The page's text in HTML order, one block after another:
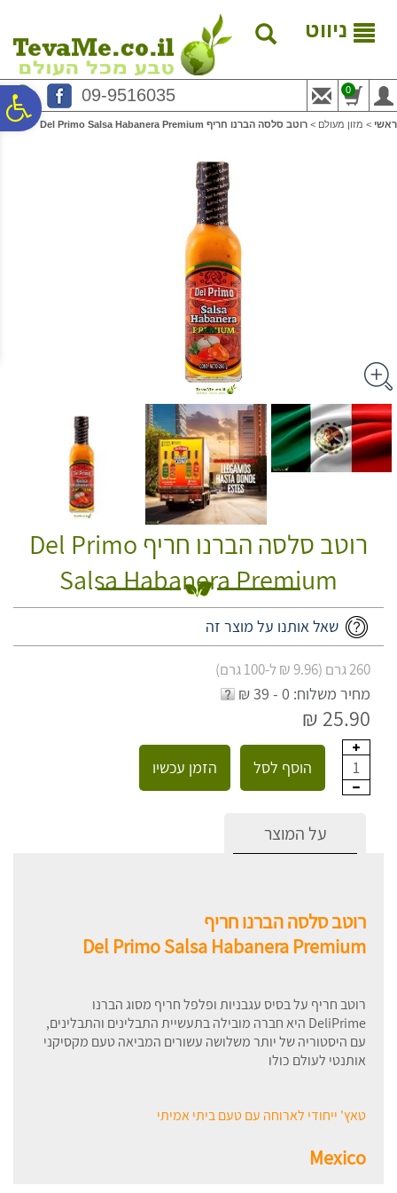
נגישות
המרכזי
ניווט
09-9516035 0
ראשי > מזון מעולם > רוטב סלסה הברנו חריף Del Primo Salsa Habanera Premium
רוטב סלסה הברנו חריף Del Primo
Salsa Habanera Premium
שאל אותנו על מוצר זה
260 גרם (9.96 ₪ ל-100 גרם)
מחיר משלוח: 0 - 39 ₪
25.90 ₪
1 הוסף לסל הזמן עכשיו
על המוצר
רוטב סלסה הברנו חריף
Del Primo Salsa Habanera Premium
רוטב חריף על בסיס עגבניות ופלפל חריף מסוג הברנו
DeliPrime היא חברה מובילה בתעשיית התבלינים והתבלינים,
עם היסטוריה של יותר משלושה עשורים המביאה טעם מקסיקני
אותנטי לעולם כולו
טאץ' ייחודי לארוחה עם טעם ביתי אמיתי
Mexico